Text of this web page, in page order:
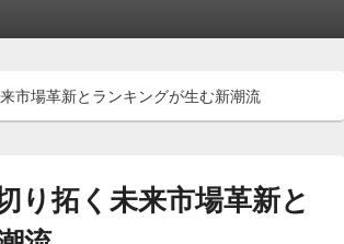
市場革新とランキングが生む新潮流
り拓く未来市場革新と